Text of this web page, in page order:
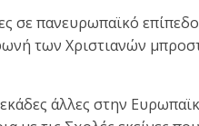
σε πανευρωπαϊκό
των Χριστιανών
άλλες στην